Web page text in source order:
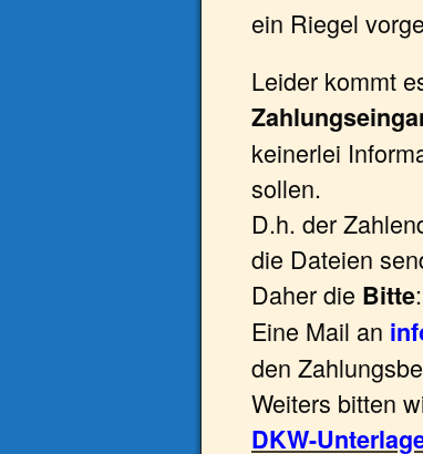
ein Riegel
Leider kommt
keinerlei
sollen.
D.h. der
die Dateien
Daher die Bitte:
Eine Mail an
den
Weiters bitten
DKW-